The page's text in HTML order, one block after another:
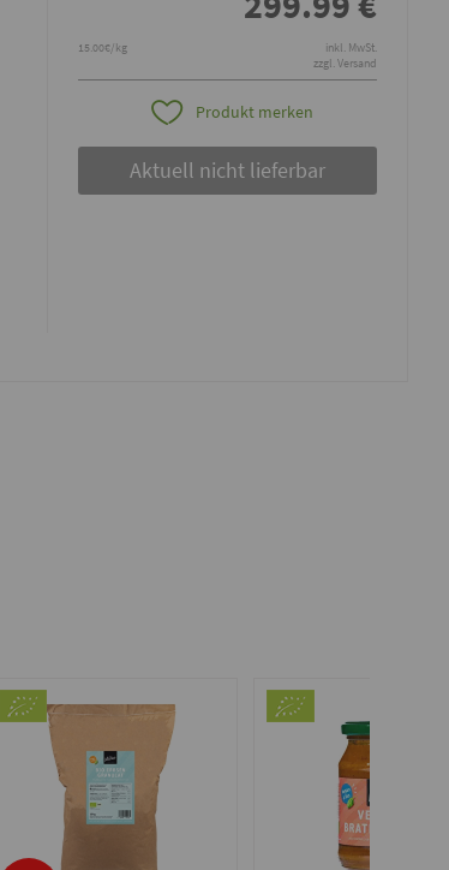
15.00€/kg
inkl. MwSt.
zzgl. Versand
Produkt merken
Aktuell nicht lieferbar